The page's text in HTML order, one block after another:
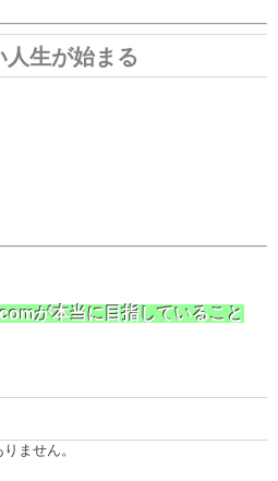
生が始まる
が本当に目指していること
ません。